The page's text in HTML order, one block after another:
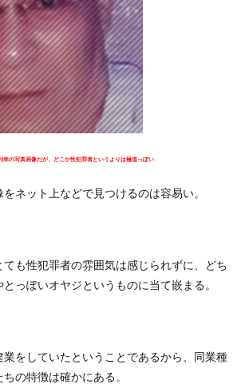
幸の写真画像だが、どこか性犯罪者というよりは極道っぽい
ネット上などで見つけるのは容易い。
も性犯罪者の雰囲気は感じられずに、どち
っぽいオヤジというものに当て嵌まる。
をしていたということであるから、同業種
の特徴は確かにある。